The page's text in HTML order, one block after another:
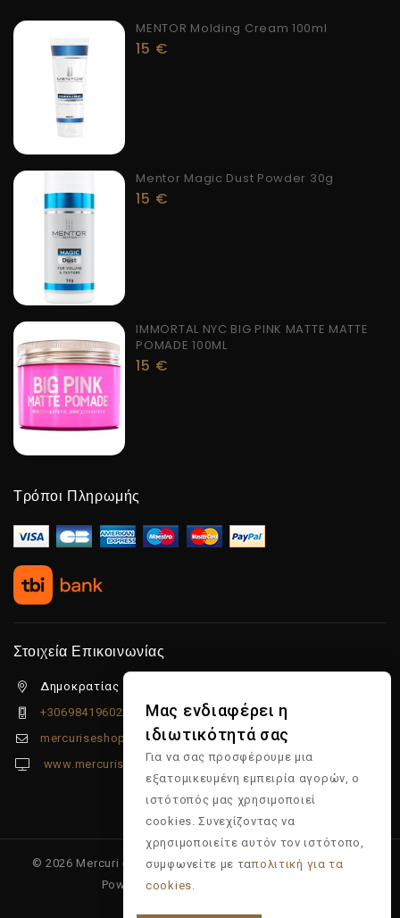
MENTOR Molding Cream 100ml
15 €
Mentor Magic Dust Powder 30g
15 €
IMMORTAL NYC BIG PINK MATTE MATTE
POMADE 100ML
15 €
Τρόποι Πληρωμής
Στοιχεία Επικοινωνίας
Δημοκρατίας 5β Λιμένας Χερσονήσου, 70014
+306984196022
mercuriseshop@gmail.com
www.mercuriseshop.gr
© 2026 Mercuri - Είδη κομμωτηρίου - Επώνυμα προϊόντα -
Powered & Supported by
Μας ενδιαφέρει η
ιδιωτικότητά σας
Για να σας προσφέρουμε μια
εξατομικευμένη εμπειρία αγορών, ο
ιστότοπός μας χρησιμοποιεί
cookies. Συνεχίζοντας να
χρησιμοποιείτε αυτόν τον ιστότοπο,
συμφωνείτε με ταπολιτική για τα
cookies.